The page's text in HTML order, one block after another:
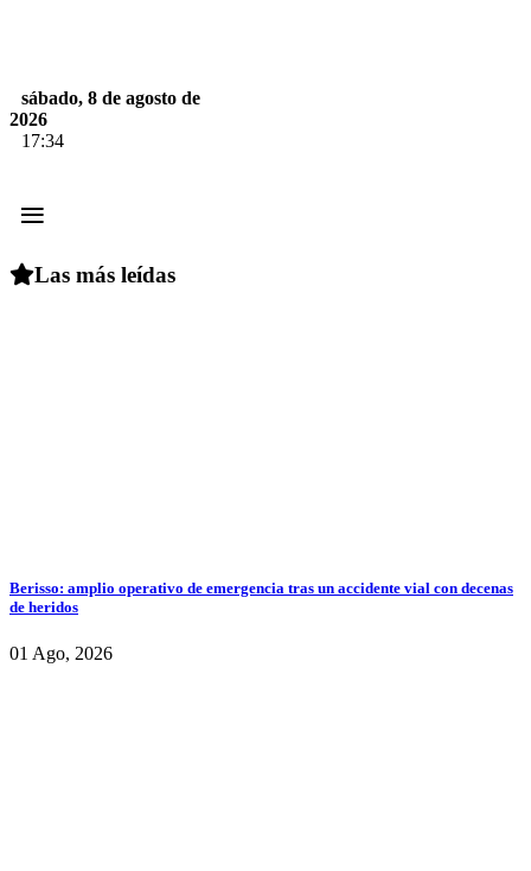
sábado, 8 de agosto de
2026
17:34
≡
Las más leídas
Berisso: amplio operativo de emergencia tras un accidente vial con decenas
de heridos
01 Ago, 2026